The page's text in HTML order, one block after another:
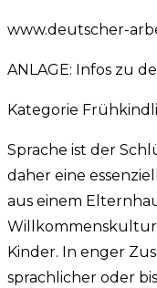
www.deutscher-
ANLAGE: Infos zu
Kategorie
Sprache ist der
daher eine
aus einem
Willkommenskultur
Kinder. In enger
sprachlicher oder